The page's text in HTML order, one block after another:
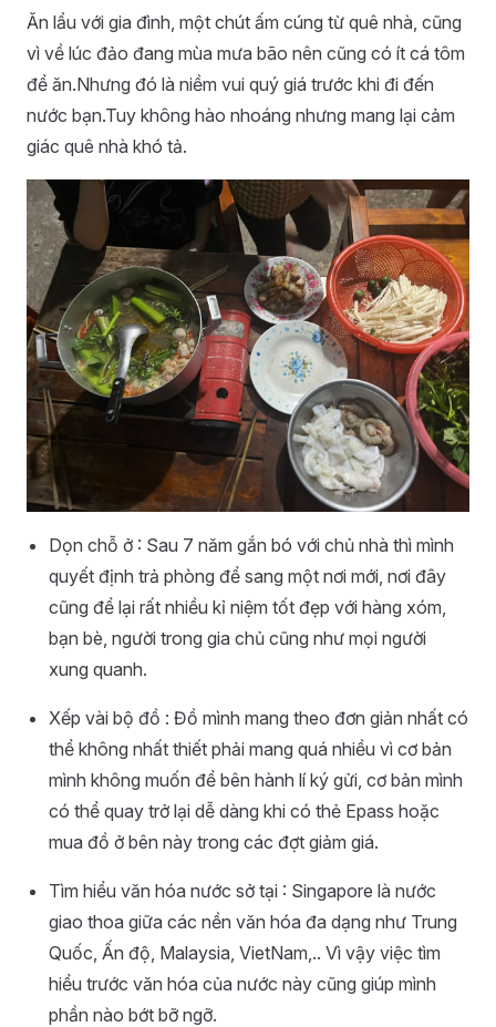
Ăn lẩu với gia đình, một chút ấm cúng từ quê nhà, cũng
vì về lúc đảo đang mùa mưa bão nên cũng có ít cá tôm
để ăn.Nhưng đó là niềm vui quý giá trước khi đi đến
nước bạn.Tuy không hào nhoáng nhưng mang lại cảm
giác quê nhà khó tả.
Dọn chỗ ở : Sau 7 năm gắn bó với chủ nhà thì mình
quyết định trả phòng để sang một nơi mới, nơi đây
cũng để lại rất nhiều kỉ niệm tốt đẹp với hàng xóm,
bạn bè, người trong gia chủ cũng như mọi người
xung quanh.
Xếp vài bộ đồ : Đồ mình mang theo đơn giản nhất có
thể không nhất thiết phải mang quá nhiều vì cơ bản
mình không muốn để bên hành lí ký gửi, cơ bản mình
có thể quay trở lại dễ dàng khi có thẻ Epass hoặc
mua đồ ở bên này trong các đợt giảm giá.
Tìm hiểu văn hóa nước sở tại : Singapore là nước
giao thoa giữa các nền văn hóa đa dạng như Trung
Quốc, Ấn độ, Malaysia, VietNam,.. Vì vậy việc tìm
hiểu trước văn hóa của nước này cũng giúp mình
phần nào bớt bỡ ngỡ.